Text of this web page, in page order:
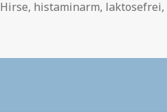
Hirse, histaminarm, laktosefrei,